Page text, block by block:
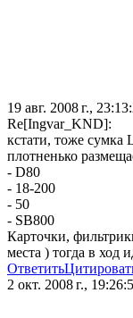
19 авг. 2008 г.,
Re[Ingvar_KND]:
кстати, тоже сумка
плотненько
- D80
- 18-200
- 50
- SB800
Карточки,
места ) тогда в ход
Ответить
2 окт. 2008 г.,